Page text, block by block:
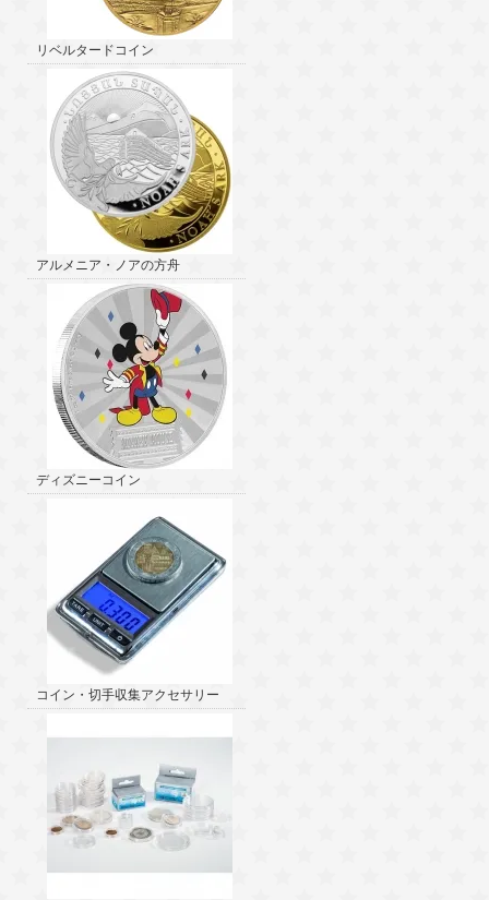
リベルタードコイン
アルメニア・ノアの方舟
ディズニーコイン
コイン・切手収集アクセサリー